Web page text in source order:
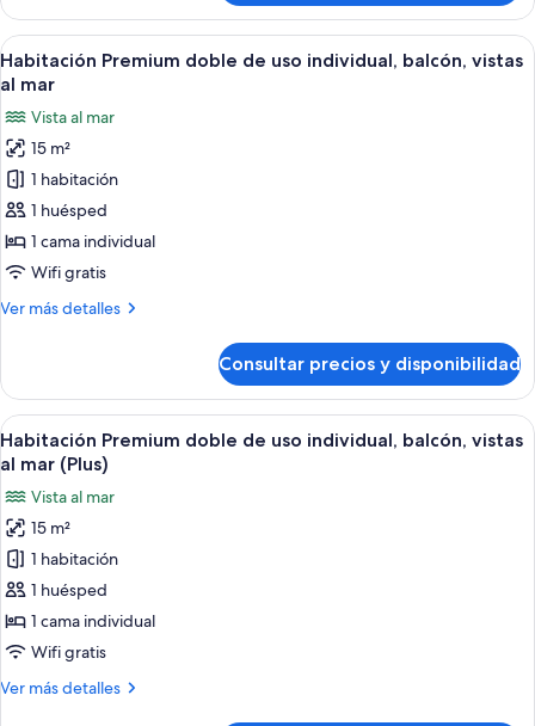
al
mar
doble
de
uso
individual,
vistas
parciales
al
mar
Abrir
todas
fotos
de
Habitación
Premium
doble
de
individual,
al
mar
Una habitación de hotel moderna
10
Habitación Premium doble de uso individual, balcón, vistas
al mar
Vista al mar
15 m²
1 habitación
1 huésped
1 cama individual
Wifi gratis
Ver más detalles
Más
Premium
doble
de
uso
individual,
balcón,
vistas
al
mar
Consultar precios y disponibilidad
Abrir
todas
fotos
de
Habitación
Premium
doble
de
individual,
Una habitación de hotel moderna
10
Habitación Premium doble de uso individual, balcón, vistas
al mar (Plus)
Vista al mar
15 m²
1 habitación
1 huésped
1 cama individual
Wifi gratis
Ver más detalles
Más